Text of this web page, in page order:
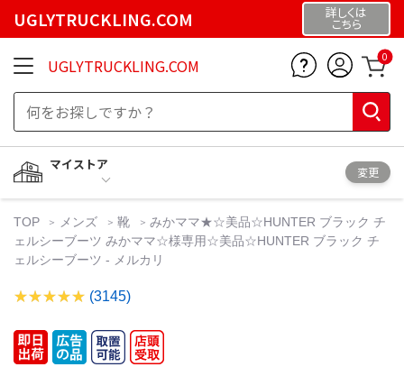
UGLYTRUCKLING.COM 詳しくは
こちら
UGLYTRUCKLING.COM 0
マイストア
変更
TOP メンズ 靴
みかママ★☆美品☆HUNTER ブラック チ
ェルシーブーツ みかママ☆様専用☆美品☆HUNTER ブラック チ
ェルシーブーツ - メルカリ
(3145)